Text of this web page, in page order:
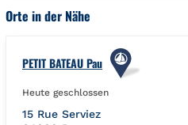
Orte in der Nähe
PETIT BATEAU Pau
Heute geschlossen
15 Rue Serviez